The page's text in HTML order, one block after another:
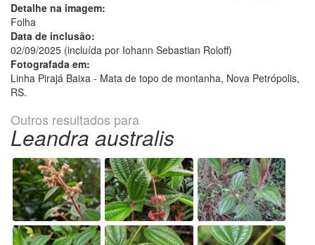
Detalhe na imagem:
Folha
Data de inclusão:
02/09/2025 (incluída por Iohann Sebastian Roloff)
Fotografada em:
Linha Pirajá Baixa - Mata de topo de montanha, Nova Petrópolis,
RS.
Outros resultados para
Leandra australis